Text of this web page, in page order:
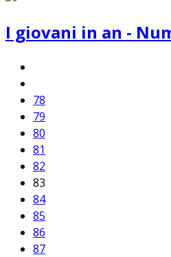
I giovani in an -
78
79
80
81
82
83
84
85
86
87